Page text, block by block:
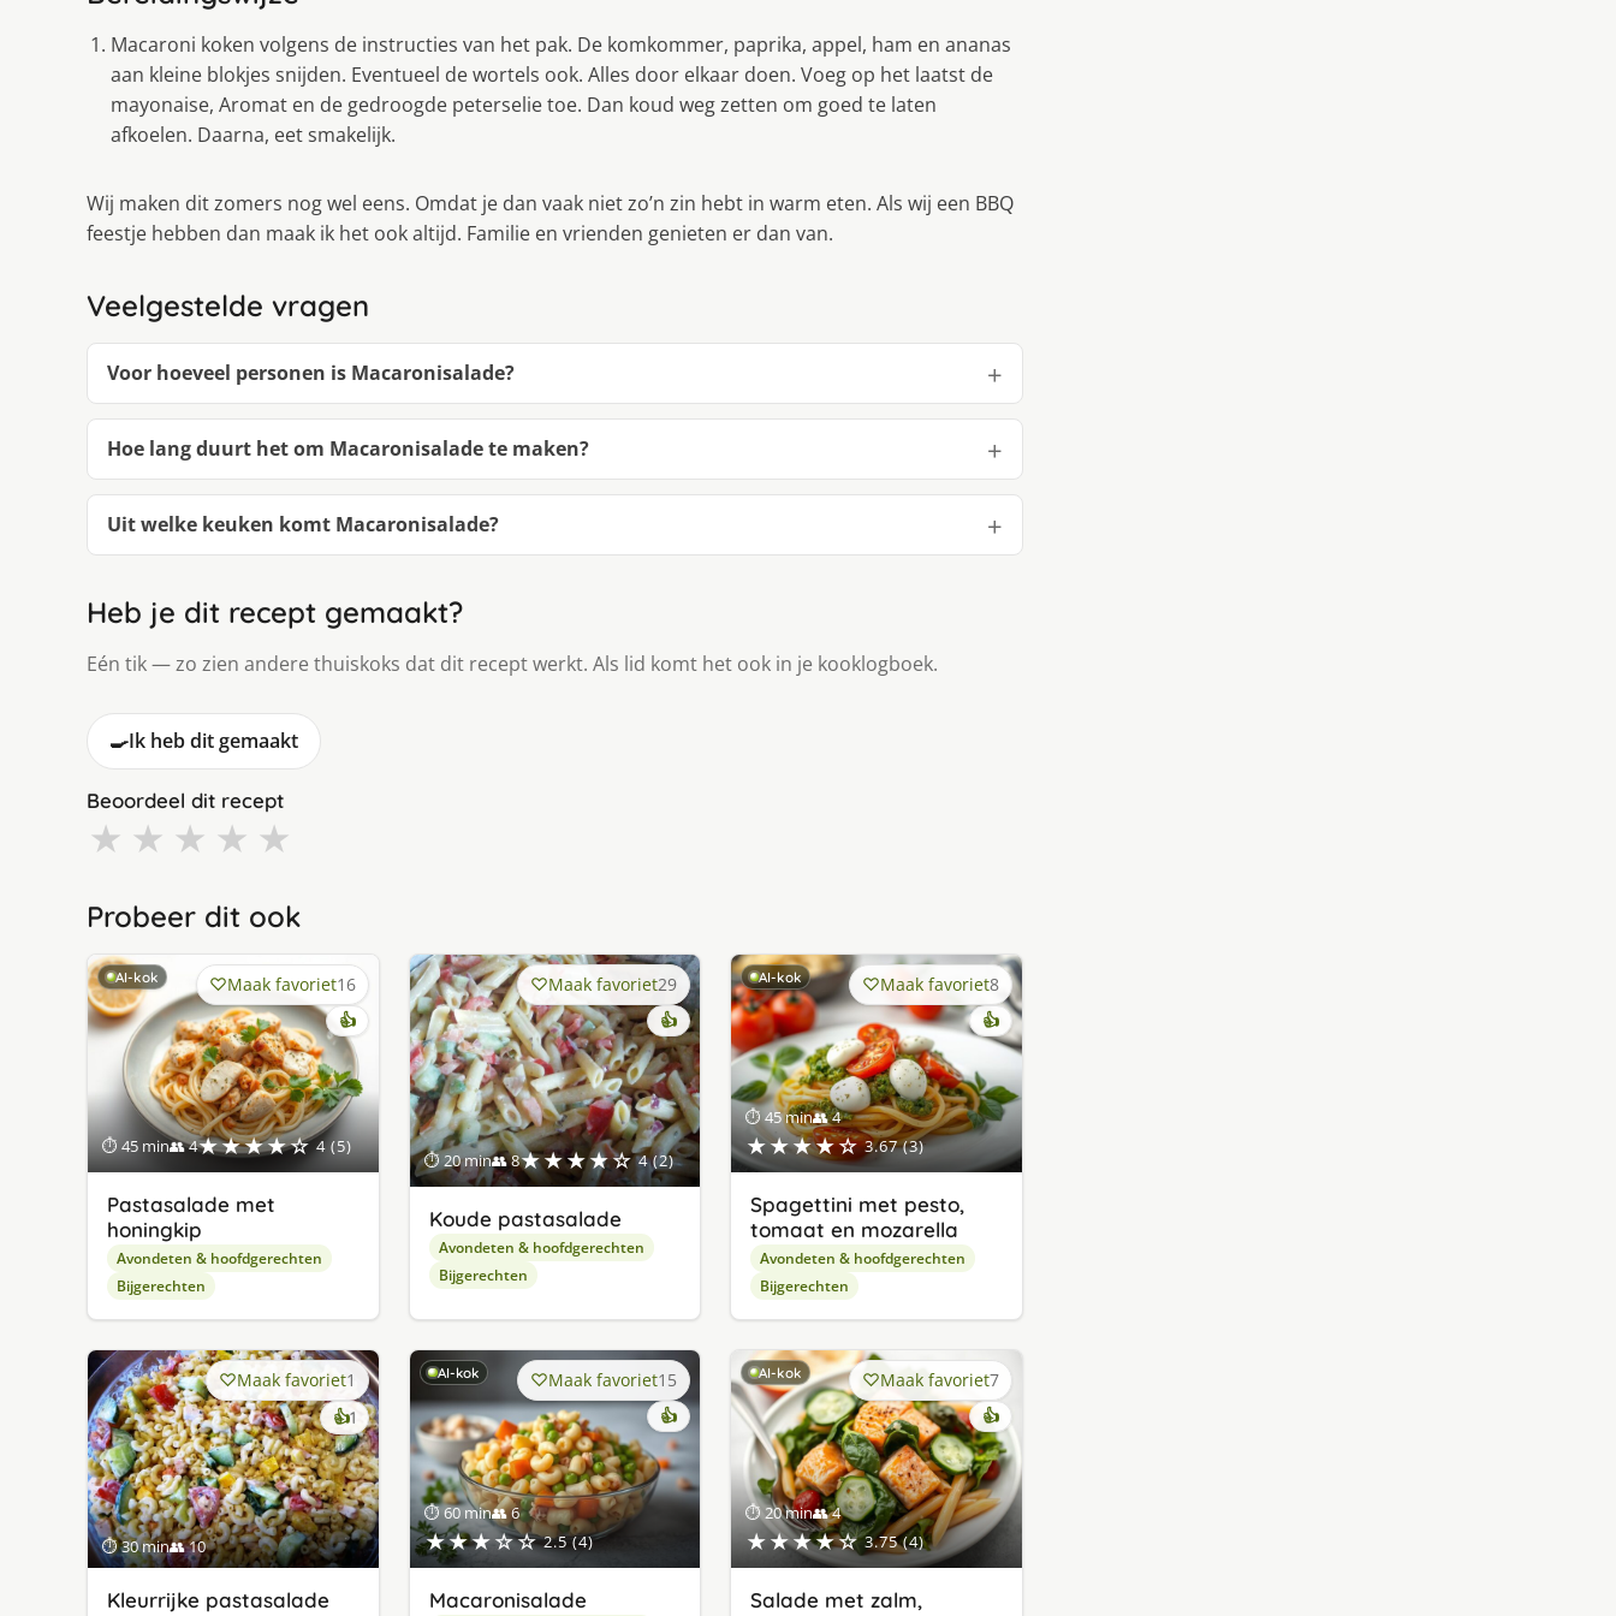
Macaroni koken volgens de instructies van het pak. De komkommer, paprika, appel, ham en ananas
aan kleine blokjes snijden. Eventueel de wortels ook. Alles door elkaar doen. Voeg op het laatst de
mayonaise, Aromat en de gedroogde peterselie toe. Dan koud weg zetten om goed te laten
afkoelen. Daarna, eet smakelijk.
Wij maken dit zomers nog wel eens. Omdat je dan vaak niet zo’n zin hebt in warm eten. Als wij een BBQ
feestje hebben dan maak ik het ook altijd. Familie en vrienden genieten er dan van.
Veelgestelde vragen
Voor hoeveel personen is Macaronisalade?
Hoe lang duurt het om Macaronisalade te maken?
Uit welke keuken komt Macaronisalade?
Heb je dit recept gemaakt?
Eén tik — zo zien andere thuiskoks dat dit recept werkt. Als lid komt het ook in je kooklogboek.
🍳Ik heb dit gemaakt
Beoordeel dit recept
★ ★ ★ ★ ★
Probeer dit ook
AI-kok
⏱ 45 min👥 4★★★★☆ 4 (5)
Maak favoriet16
👍
Pastasalade met
honingkip
Avondeten & hoofdgerechten
Bijgerechten
⏱ 20 min👥 8★★★★☆ 4 (2)
Maak favoriet29
👍
Koude pastasalade
Avondeten & hoofdgerechten
Bijgerechten
AI-kok
⏱ 45 min👥 4
★★★★☆ 3.67 (3)
Maak favoriet8
👍
Spagettini met pesto,
tomaat en mozarella
Avondeten & hoofdgerechten
Bijgerechten
⏱ 30 min👥 10
Maak favoriet1
👍1keer
lekker
gevonden
Kleurrijke pastasalade
AI-kok
⏱ 60 min👥 6
★★★☆☆ 2.5 (4)
Maak favoriet15
👍
Macaronisalade
AI-kok
⏱ 20 min👥 4
★★★★☆ 3.75 (4)
Maak favoriet7
👍
Salade met zalm,